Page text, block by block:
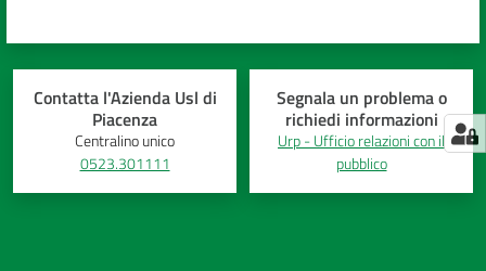
Contatta l'Azienda Usl di
Piacenza
Centralino unico
0523.301111
Segnala un problema o
richiedi informazioni
Urp - Ufficio relazioni con il
pubblico